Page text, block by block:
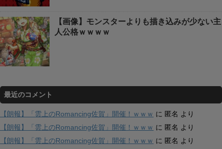
【画像】モンスターよりも描き込みが少ない主
人公格ｗｗｗｗ
最近のコメント
【朗報】「雲上のRomancing佐賀」開催！ｗｗｗ に 匿名 より
【朗報】「雲上のRomancing佐賀」開催！ｗｗｗ に 匿名 より
【朗報】「雲上のRomancing佐賀」開催！ｗｗｗ に 匿名 より